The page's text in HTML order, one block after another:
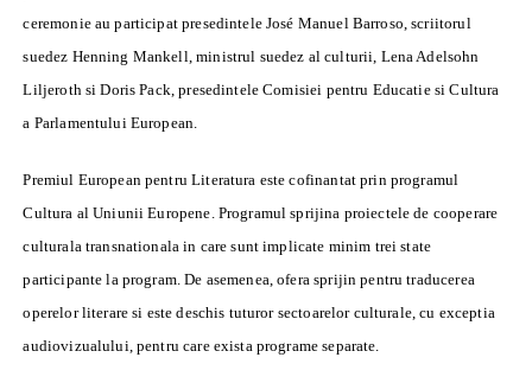
ceremonie au participat presedintele José Manuel Barroso, scriitorul
suedez Henning Mankell, ministrul suedez al culturii, Lena Adelsohn
Liljeroth si Doris Pack, presedintele Comisiei pentru Educatie si Cultura
a Parlamentului European.
Premiul European pentru Literatura este cofinantat prin programul
Cultura al Uniunii Europene. Programul sprijina proiectele de cooperare
culturala transnationala in care sunt implicate minim trei state
participante la program. De asemenea, ofera sprijin pentru traducerea
operelor literare si este deschis tuturor sectoarelor culturale, cu exceptia
audiovizualului, pentru care exista programe separate.